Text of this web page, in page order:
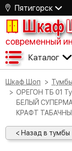
Пятигорск
Шкаф
современный
Каталог
Шкаф Шоп Тумбы
ОРЕГОН ТБ 01 Тумба 800 (800х275х400) Фасад МДФ
БЕЛЫЙ
КРАФТ
< Назад в тумбы